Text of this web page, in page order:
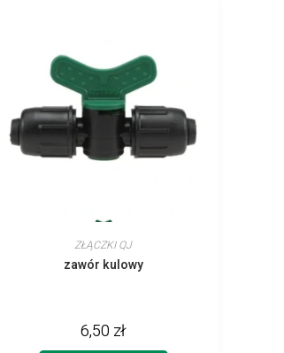
ZŁĄCZKI QJ
zawór kulowy
6,50 zł